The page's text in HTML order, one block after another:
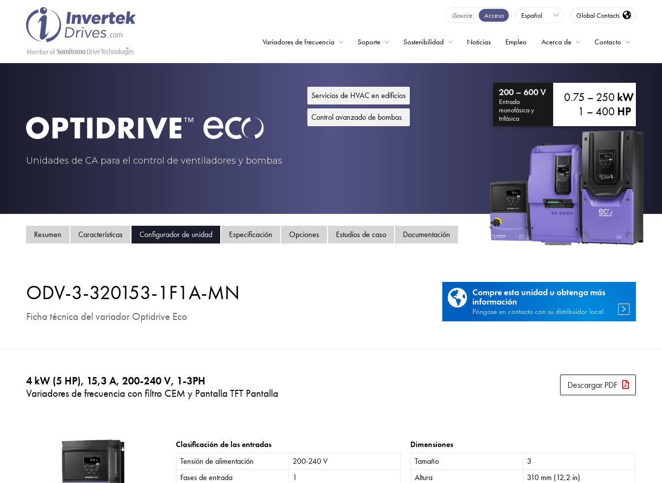
iSource Acceso Español Global Contacts
Variadores de frecuencia Soporte Sostenibilidad Noticias Empleo Acerca de Contacto
Unidades de CA para el control de ventiladores y bombas
Servicios de HVAC en edificios
Control avanzado de bombas
200 – 600 V
Entrada
monofásica y
trifásica
0.75 – 250 kW
1 – 400 HP
Resumen Características Configurador de unidad Especificación Opciones Estudios de caso Documentación
ODV-3-320153-1F1A-MN
Ficha técnica del variador Optidrive Eco
Compre esta unidad u obtenga más
información
Póngase en contacto con su distribuidor local
4 kW (5 HP), 15,3 A, 200-240 V, 1-3PH
Variadores de frecuencia con filtro CEM y Pantalla TFT Pantalla
Descargar PDF
Clasificación de las entradas
Tensión de alimentación
200-240 V
Fases de entrada
1
Dimensiones
Tamaño
3
Altura
310 mm (12,2 in)
Variadores de frecuencia
Soporte
Sostenibilidad
Política de privacidad
Mapa del sitio